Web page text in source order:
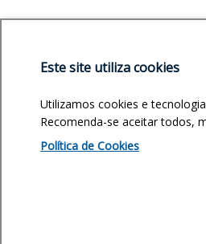
Este site utiliza cookies
Utilizamos cookies e
Recomenda-se aceitar todos,
Política de Cookies